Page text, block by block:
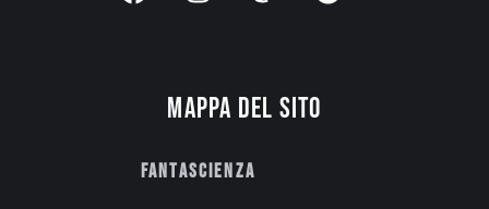
Mappa del sito
Fantascienza